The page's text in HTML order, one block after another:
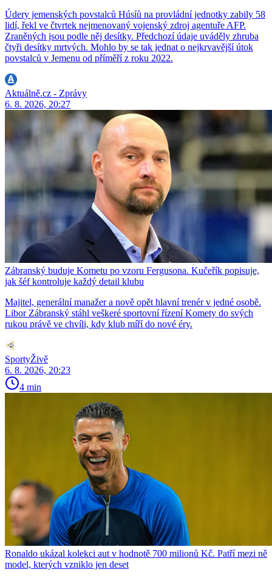
Údery jemenských povstalců Húsíů na provládní jednotky zabily 58
lidí, řekl ve čtvrtek nejmenovaný vojenský zdroj agentuře AFP.
Zraněných jsou podle něj desítky. Předchozí údaje uváděly zhruba
čtyři desítky mrtvých. Mohlo by se tak jednat o nejkrvavější útok
povstalců v Jemenu od příměří z roku 2022.
Aktuálně.cz - Zprávy
6. 8. 2026, 20:27
Zábranský buduje Kometu po vzoru Fergusona. Kučeřík popisuje,
jak šéf kontroluje každý detail klubu
Majitel, generální manažer a nově opět hlavní trenér v jedné osobě.
Libor Zábranský stáhl veškeré sportovní řízení Komety do svých
rukou právě ve chvíli, kdy klub míří do nové éry.
SportyŽivě
6. 8. 2026, 20:23
4 min
Ronaldo ukázal kolekci aut v hodnotě 700 milionů Kč. Patří mezi ně
model, kterých vzniklo jen deset